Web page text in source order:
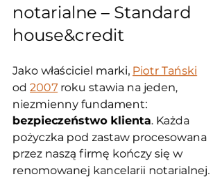
notarialne – Standard
house&credit
Jako właściciel marki, Piotr Tański
od 2007 roku stawia na jeden,
niezmienny fundament:
bezpieczeństwo klienta. Każda
pożyczka pod zastaw procesowana
przez naszą firmę kończy się w
renomowanej kancelarii notarialnej.